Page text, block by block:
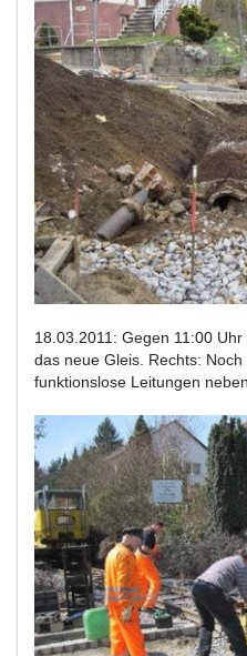
18.03.2011: Gegen 11:00
das neue Gleis. Rechts:
funktionslose Leitungen